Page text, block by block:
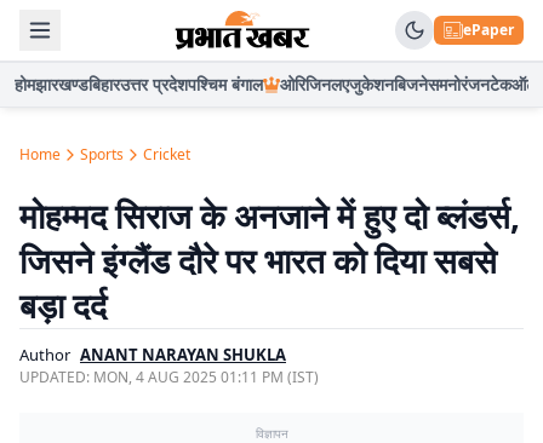
ePaper
होमझारखण्डबिहारउत्तर प्रदेशपश्चिम बंगाल ओरिजिनलएजुकेशनबिजनेसमनोरंजनटेकऑटो
Home Sports Cricket
मोहम्मद सिराज के अनजाने में हुए दो ब्लंडर्स,
जिसने इंग्लैंड दौरे पर भारत को दिया सबसे
बड़ा दर्द
Author ANANT NARAYAN SHUKLA
UPDATED: MON, 4 AUG 2025 01:11 PM (IST)
विज्ञापन